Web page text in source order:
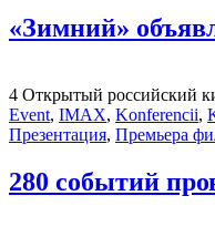
«Зимний»
4 Открытый российский
Event, IMAX, Konferencii,
Презентация, Премьера
280 событий